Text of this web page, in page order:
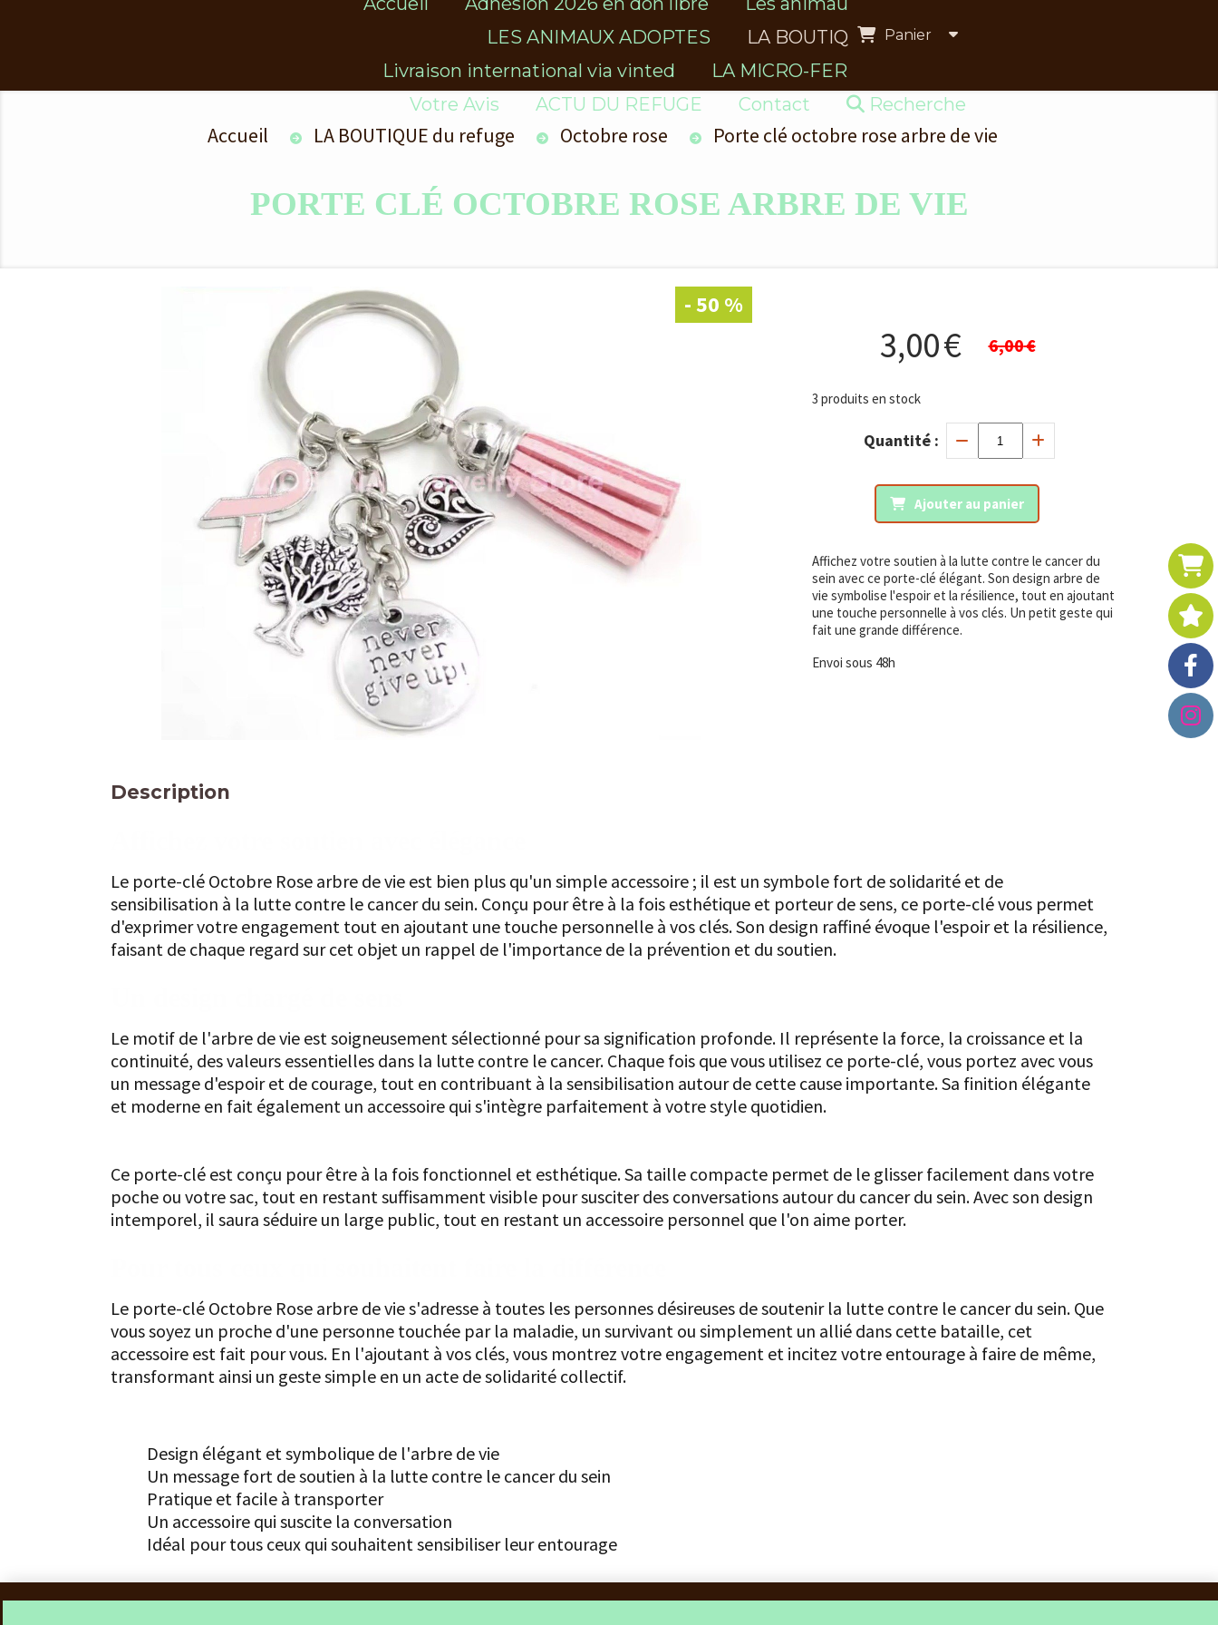
LES ANIMAUX ADOPTES
LA BOUTIQUE du refuge
Livraison international via vinted
LA MICRO-FERME
Votre Avis
ACTU DU REFUGE Contact Recherche
Panier
Accueil LA BOUTIQUE du refuge Octobre rose Porte clé octobre rose arbre de vie
PORTE CLÉ OCTOBRE ROSE ARBRE DE VIE
- 50 %
3,00€ 6,00€
3 produits en stock
Quantité :
Ajouter au panier
Affichez votre soutien à la lutte contre le cancer du
sein avec ce porte-clé élégant. Son design arbre de
vie symbolise l'espoir et la résilience, tout en ajoutant
une touche personnelle à vos clés. Un petit geste qui
fait une grande différence.
Envoi sous 48h
Description
Le porte-clé Octobre Rose arbre de vie est bien plus qu'un simple accessoire ; il est un symbole fort de solidarité et de
sensibilisation à la lutte contre le cancer du sein. Conçu pour être à la fois esthétique et porteur de sens, ce porte-clé vous permet
d'exprimer votre engagement tout en ajoutant une touche personnelle à vos clés. Son design raffiné évoque l'espoir et la résilience,
faisant de chaque regard sur cet objet un rappel de l'importance de la prévention et du soutien.
Le motif de l'arbre de vie est soigneusement sélectionné pour sa signification profonde. Il représente la force, la croissance et la
continuité, des valeurs essentielles dans la lutte contre le cancer. Chaque fois que vous utilisez ce porte-clé, vous portez avec vous
un message d'espoir et de courage, tout en contribuant à la sensibilisation autour de cette cause importante. Sa finition élégante
et moderne en fait également un accessoire qui s'intègre parfaitement à votre style quotidien.
Ce porte-clé est conçu pour être à la fois fonctionnel et esthétique. Sa taille compacte permet de le glisser facilement dans votre
poche ou votre sac, tout en restant suffisamment visible pour susciter des conversations autour du cancer du sein. Avec son design
intemporel, il saura séduire un large public, tout en restant un accessoire personnel que l'on aime porter.
Le porte-clé Octobre Rose arbre de vie s'adresse à toutes les personnes désireuses de soutenir la lutte contre le cancer du sein. Que
vous soyez un proche d'une personne touchée par la maladie, un survivant ou simplement un allié dans cette bataille, cet
accessoire est fait pour vous. En l'ajoutant à vos clés, vous montrez votre engagement et incitez votre entourage à faire de même,
transformant ainsi un geste simple en un acte de solidarité collectif.
Design élégant et symbolique de l'arbre de vie
Un message fort de soutien à la lutte contre le cancer du sein
Pratique et facile à transporter
Un accessoire qui suscite la conversation
Idéal pour tous ceux qui souhaitent sensibiliser leur entourage